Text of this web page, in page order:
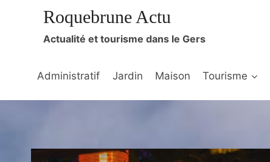
Roquebrune Actu
Actualité et tourisme dans le Gers
Administratif Jardin Maison Tourisme